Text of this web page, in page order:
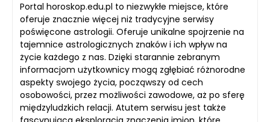
Portal horoskop.edu.pl to niezwykłe miejsce, które
oferuje znacznie więcej niż tradycyjne serwisy
poświęcone astrologii. Oferuje unikalne spojrzenie na
tajemnice astrologicznych znaków i ich wpływ na
życie każdego z nas. Dzięki starannie zebranym
informacjom użytkownicy mogą zgłębiać różnorodne
aspekty swojego życia, począwszy od cech
osobowości, przez możliwości zawodowe, aż po sferę
międzyludzkich relacji. Atutem serwisu jest także